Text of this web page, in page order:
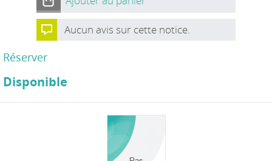
Aucun avis sur cette notice.
Réserver
Disponible